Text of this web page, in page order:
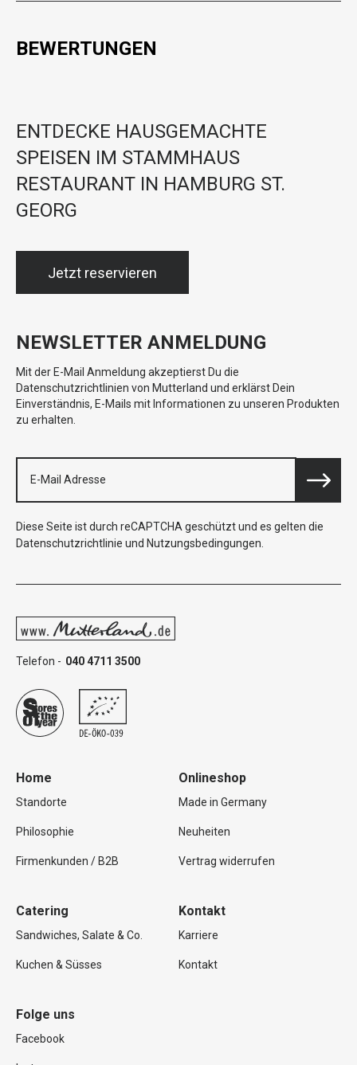
BEWERTUNGEN
ENTDECKE HAUSGEMACHTE
SPEISEN IM STAMMHAUS
RESTAURANT IN HAMBURG ST.
GEORG
Jetzt reservieren
NEWSLETTER ANMELDUNG
Mit der E-Mail Anmeldung akzeptierst Du die
Datenschutzrichtlinien von Mutterland und erklärst Dein
Einverständnis, E-Mails mit Informationen zu unseren Produkten
zu erhalten.
Diese Seite ist durch reCAPTCHA geschützt und es gelten die
Datenschutzrichtlinie und Nutzungsbedingungen
Telefon - 040 4711 3500
Home
Standorte
Philosophie
Firmenkunden / B2B
Onlineshop
Made in Germany
Neuheiten
Vertrag widerrufen
Catering
Sandwiches, Salate & Co.
Kuchen & Süsses
Kontakt
Karriere
Kontakt
Folge uns
Facebook